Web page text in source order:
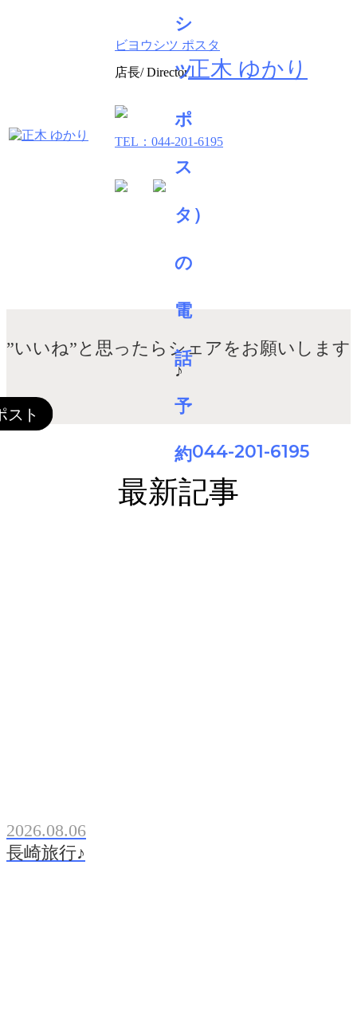
044-201-6195
ビヨウシツ ポスタ
店長/ Director正木 ゆかり
TEL：044-201-6195
”いいね”と思ったらシェアをお願いします
♪
最新記事
2026.08.06
長崎旅行♪